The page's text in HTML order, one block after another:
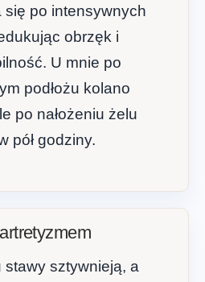
się po intensywnych
obrzęk i
U mnie po
podłożu kolano
po nałożeniu żelu
pół godziny.
sztywnieją, a